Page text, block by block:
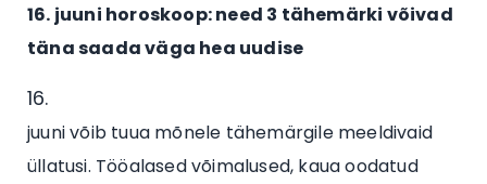
16. juuni horoskoop: need 3 tähemärki võivad
täna saada väga hea uudise
juuni võib tuua mõnele tähemärgile meeldivaid
üllatusi. Tööalased võimalused, kaua oodatud